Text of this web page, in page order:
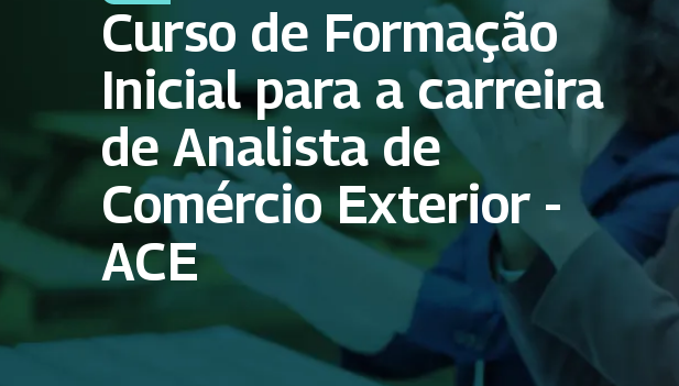
Curso de Formação
Inicial para a carreira
de Analista de
Comércio Exterior -
ACE